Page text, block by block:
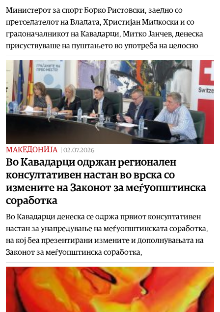
Министерот за спорт Борко Ристовски, заедно со
претседателот на Владата, Христијан Мицкоски и со
градоначалникот на Кавадарци, Митко Јанчев, денеска
присуствуваше на пуштањето во употреба на целосно
МАКЕДОНИЈА 02.07.2026
Во Кавадарци одржан регионален
консултативен настан во врска со
измените на Законот за меѓуопштинска
соработка
Во Кавадарци денеска се одржа првиот консултативен
настан за унапредување на меѓуопштинската соработка,
на кој беа презентирани измените и дополнувањата на
Законот за меѓуопштинска соработка,